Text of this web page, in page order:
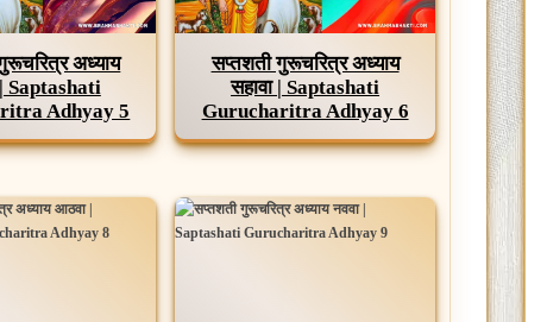
अध्याय
| Saptashati
Adhyay 5
सप्तशती गुरूचरित्र अध्याय
सहावा | Saptashati
Gurucharitra Adhyay 6